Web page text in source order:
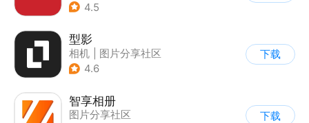
4.5
型影
相机
图片分享社区
4.6
下载
智享相册
图片分享社区
下载